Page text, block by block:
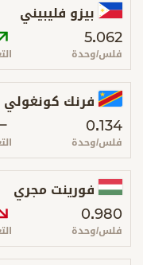
بيزو فليبيني
5.062
فلس/وحدة
فرنك كونغولي
0.134
فلس/وحدة
فورينت مجري
0.980
فلس/وحدة